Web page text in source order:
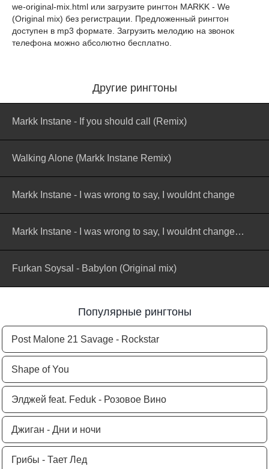
we-original-mix.html или загрузите рингтон MARKK - We
(Original mix) без регистрации. Предложенный рингтон
доступен в mp3 формате. Загрузить мелодию на звонок
телефона можно абсолютно бесплатно.
Другие рингтоны
Markk Instane - If you should call (Remix)
Walking Alone (Markk Instane Remix)
Markk Instane - I was wrong to say, I wouldnt change
Markk Instane - I was wrong to say, I wouldnt change (Версия 2)
Furkan Soysal - Babylon (Original mix)
Популярные рингтоны
Post Malone 21 Savage - Rockstar
Shape of You
Элджей feat. Feduk - Розовое Вино
Джиган - Дни и ночи
Грибы - Тает Лед